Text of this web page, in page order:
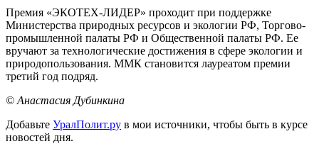
Премия «ЭКОТЕХ-ЛИДЕР» проходит при поддержке
Министерства природных ресурсов и экологии РФ, Торгово-
промышленной палаты РФ и Общественной палаты РФ. Ее
вручают за технологические достижения в сфере экологии и
природопользования. ММК становится лауреатом премии
третий год подряд.
© Анастасия Дубинкина
Добавьте УралПолит.ру в мои источники, чтобы быть в курсе
новостей дня.